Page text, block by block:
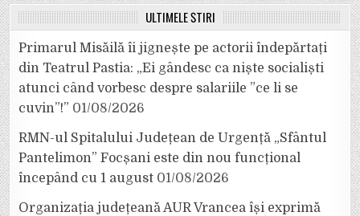
ULTIMELE ȘTIRI
Primarul Misăilă îi jignește pe actorii îndepărtați
din Teatrul Pastia: „Ei gândesc ca niște socialiști
atunci când vorbesc despre salariile ”ce li se
cuvin”!” 01/08/2026
RMN-ul Spitalului Județean de Urgență „Sfântul
Pantelimon” Focșani este din nou funcțional
începând cu 1 august 01/08/2026
Organizația județeană AUR Vrancea își exprimă